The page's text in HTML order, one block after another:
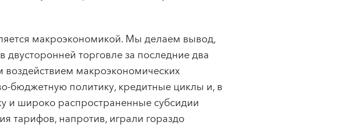
макроэкономикой. Мы делаем вывод,
торговле за последние два
макроэкономических
бюджетную политику, кредитные циклы и, в
и широко распространенные субсидии
тарифов, напротив, играли гораздо